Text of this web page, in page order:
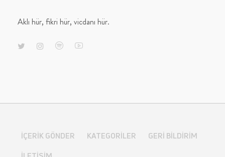
Aklı hür, fikri hür, vicdanı hür.
İÇERIK GÖNDER KATEGORILER
GERI BILDIRIM